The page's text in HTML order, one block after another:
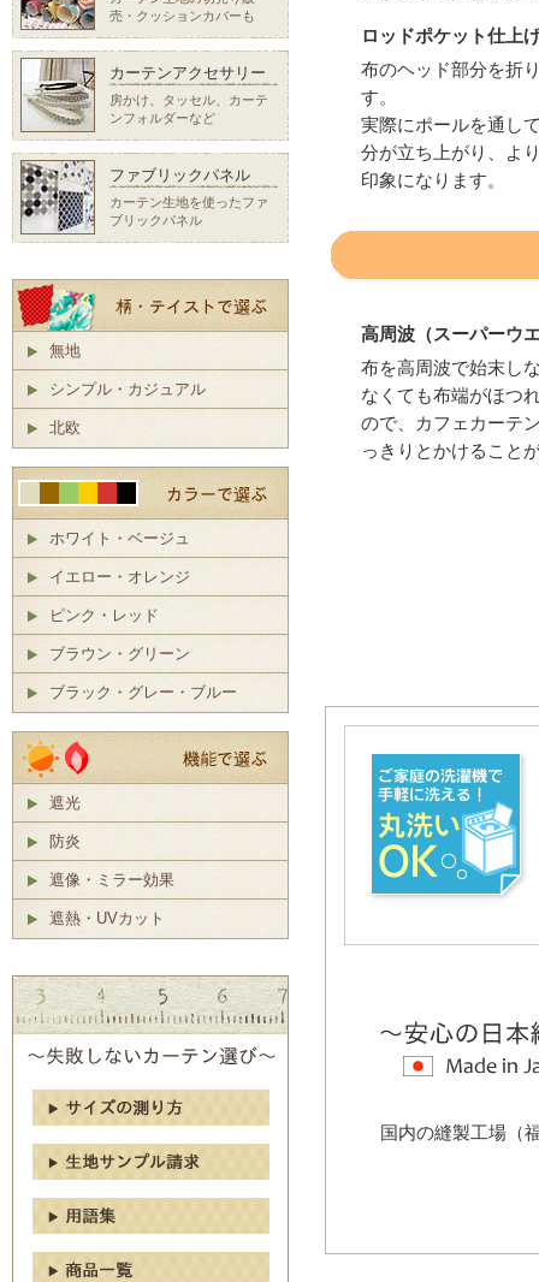
ロッドポケット仕上
布のヘッド部分を折
す。
実際にポールを通し
分が立ち上がり、よ
印象になります。
高周波（スーパーウ
布を高周波で始末し
なくても布端がほつ
ので、カフェカーテ
っきりとかけること
国内の縫製工場（
売・クッションカバーも
カーテンアクセサリー
房かけ、タッセル、カーテ
ンフォルダーなど
ファブリックパネル
カーテン生地を使ったファ
ブリックパネル
無地
シンプル・カジュアル
北欧
ホワイト・ベージュ
イエロー・オレンジ
ピンク・レッド
ブラウン・グリーン
ブラック・グレー・ブルー
遮光
防炎
遮像・ミラー効果
遮熱・UVカット